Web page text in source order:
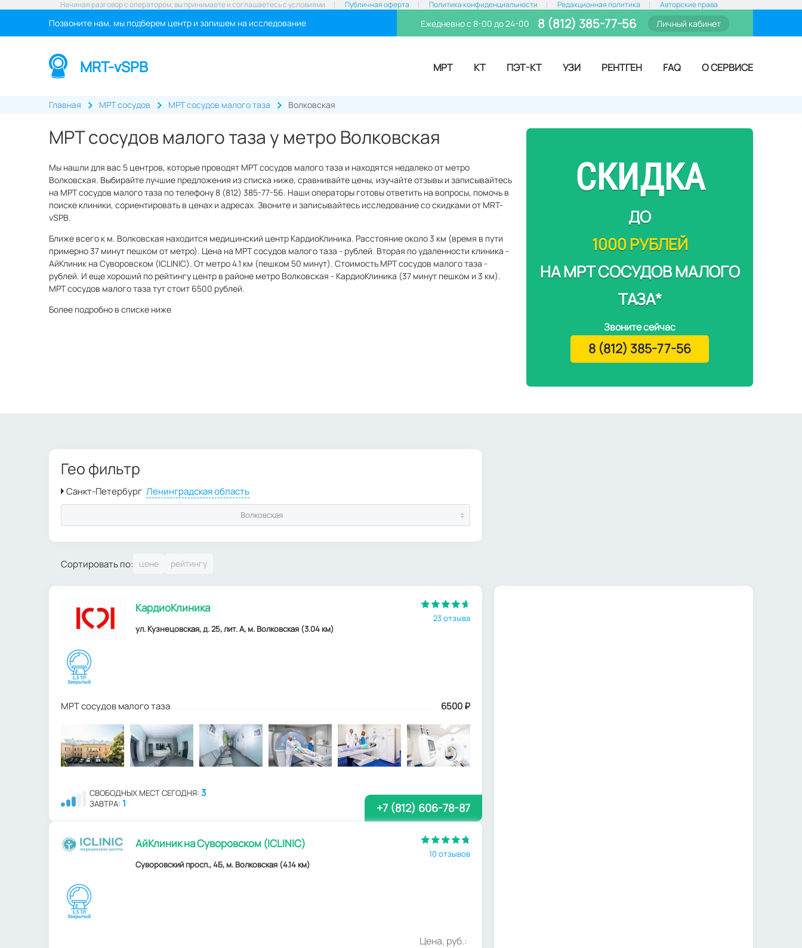
Начиная разговор с оператором, вы принимаете и соглашаетесь с условиями Публичная оферта Политика конфиденциальности Редакционная политика Авторские права
Позвоните нам, мы подберем центр и запишем на исследование Ежедневно с 8-00 до 24-00 8 (812) 385-77-56 Личный кабинет
MRT-vSPB МРТ КТ ПЭТ-КТ УЗИ РЕНТГЕН FAQ О СЕРВИСЕ
Главная МРТ сосудов МРТ сосудов малого таза Волковская
МРТ сосудов малого таза у метро Волковская
Мы нашли для вас 5 центров, которые проводят МРТ сосудов малого таза и находятся недалеко от метро
Волковская. Выбирайте лучшие предложения из списка ниже, сравнивайте цены, изучайте отзывы и записывайтесь
на МРТ сосудов малого таза по телефону 8 (812) 385-77-56. Наши операторы готовы ответить на вопросы, помочь в
поиске клиники, сориентировать в ценах и адресах. Звоните и записывайтесь исследование со скидками от MRT-
vSPB.
Ближе всего к м. Волковская находится медицинский центр КардиоКлиника. Расстояние около 3 км (время в пути
примерно 37 минут пешком от метро). Цена на МРТ сосудов малого таза - рублей. Вторая по удаленности клиника -
АйКлиник на Суворовском (ICLINIC). От метро 4.1 км (пешком 50 минут). Стоимость МРТ сосудов малого таза -
рублей. И еще хороший по рейтингу центр в районе метро Волковская - КардиоКлиника (37 минут пешком и 3 км).
МРТ сосудов малого таза тут стоит 6500 рублей.
Более подробно в списке ниже
СКИДКА
ДО
1000 РУБЛЕЙ
НА МРТ СОСУДОВ МАЛОГО
ТАЗА*
Звоните сейчас
8 (812) 385-77-56
Гео фильтр
Волковская
Сортировать по:
КардиоКлиника
ул. Кузнецовская, д. 25, лит. А, м. Волковская (3.04 км)
23 отзыва
МРТ сосудов малого таза 6500₽
СВОБОДНЫХ МЕСТ СЕГОДНЯ: 3
ЗАВТРА: 1 +7 (812) 606-78-87
АйКлиник на Суворовском (ICLINIC)
Суворовский просп., 4Б, м. Волковская (4.14 км)
10 отзывов
Цена, руб.: